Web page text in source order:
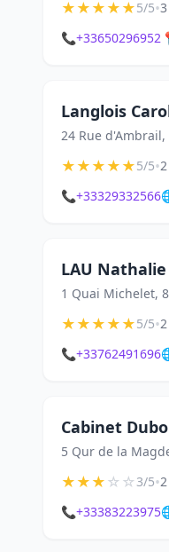
★★★★★5/5•
📞+33650296952
Langlois
24 Rue d'Ambrail,
★★★★★5/5•
📞+33329332566
LAU
1 Quai Michelet,
★★★★★5/5•
📞+33762491696
Cabinet
5 Qur de la
★★★☆☆3/5•
📞+33383223975